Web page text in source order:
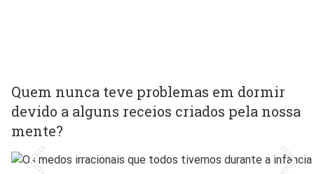
Quem nunca teve problemas em dormir
devido a alguns receios criados pela nossa
mente?